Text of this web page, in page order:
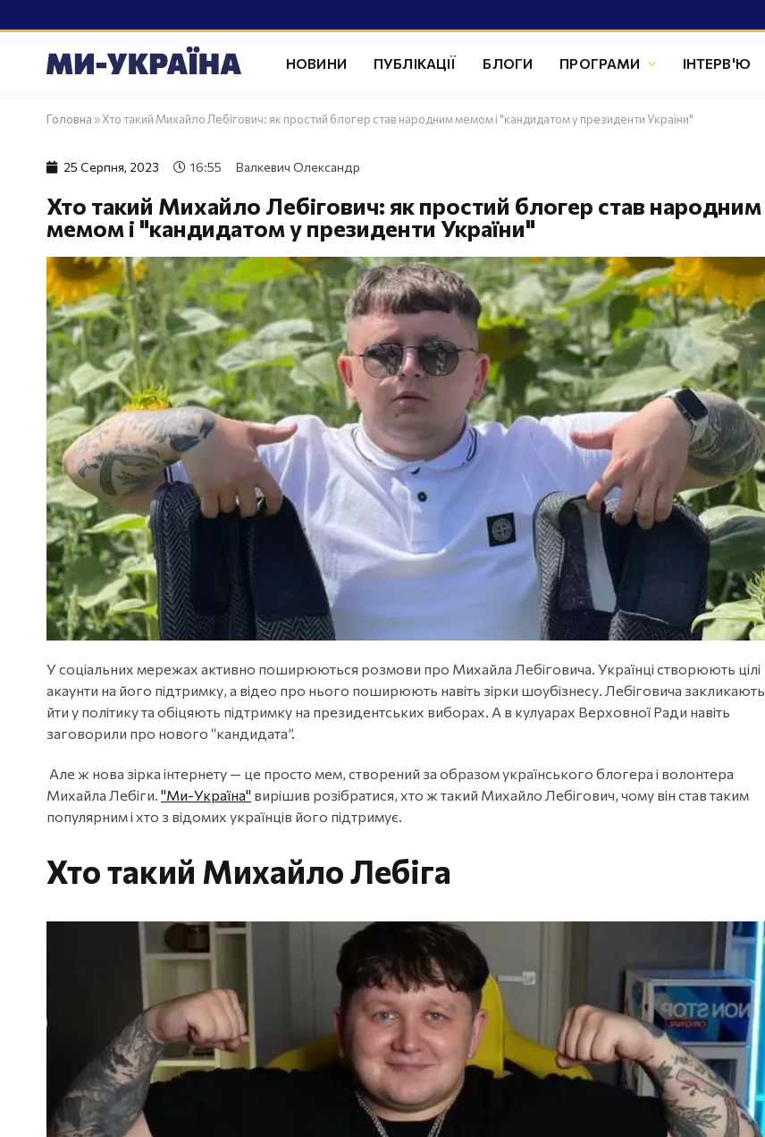
НОВИНИ ПУБЛІКАЦІЇ БЛОГИ ПРОГРАМИ ІНТЕРВ'Ю
Головна »Хто такий Михайло Лебігович: як простий блогер став народним мемом і "кандидатом у президенти України"
25 Серпня, 2023 16:55 Валкевич Олександр
Хто такий Михайло Лебігович: як простий блогер став народним
мемом і "кандидатом у президенти України"
У соціальних мережах активно поширюються розмови про Михайла Лебіговича. Українці створюють цілі
акаунти на його підтримку, а відео про нього поширюють навіть зірки шоубізнесу. Лебіговича закликають
йти у політику та обіцяють підтримку на президентських виборах. А в кулуарах Верховної Ради навіть
заговорили про нового “кандидата”.
Але ж нова зірка інтернету — це просто мем, створений за образом українського блогера і волонтера
Михайла Лебіги. "Ми-Україна" вирішив розібратися, хто ж такий Михайло Лебігович, чому він став таким
популярним і хто з відомих українців його підтримує.
Хто такий Михайло Лебіга